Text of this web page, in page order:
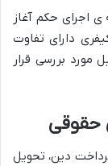
ی اجرای حکم آغاز
دارای تفاوت
بررسی قرار
حقوقی
دین، تحویل